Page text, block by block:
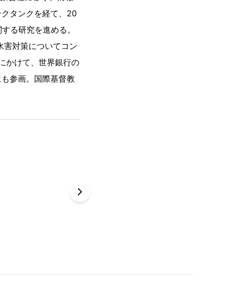
タンクを経て、20
る研究を進める。
害対策についてコン
かけて、世界銀行の
参画。国際基督教